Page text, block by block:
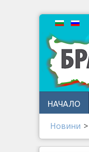
НАЧАЛО
Новини >